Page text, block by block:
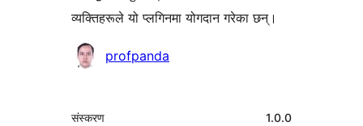
व्यक्तिहरूले यो प्लगिनमा योगदान गरेका छन्।
योगदानकर्ताहरू
profpanda
मेटा
संस्करण 1.0.0